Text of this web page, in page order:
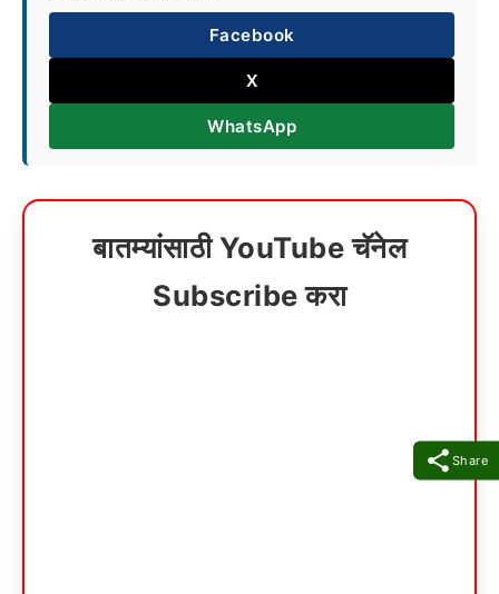
Share
Facebook
X
WhatsApp
बातम्यांसाठी YouTube चॅनेल
Subscribe करा